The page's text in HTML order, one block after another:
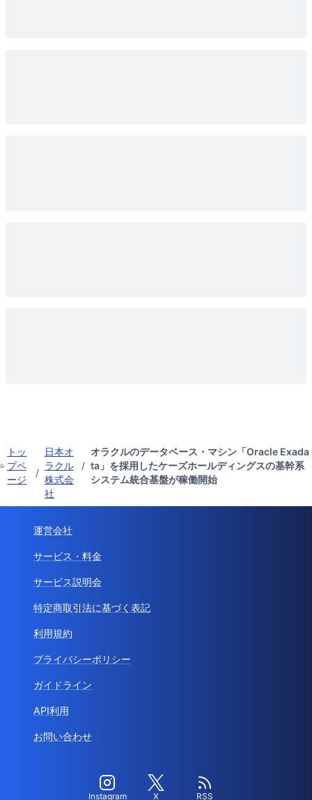
トッ
プペ
ージ
/
日本オ
ラクル
株式会
社
/
オラクルのデータベース・マシン「Oracle Exada
ta」を採用したケーズホールディングスの基幹系
システム統合基盤が稼働開始
運営会社
サービス・料金
サービス説明会
特定商取引法に基づく表記
利用規約
プライバシーポリシー
ガイドライン
API利用
お問い合わせ
Instagram X RSS